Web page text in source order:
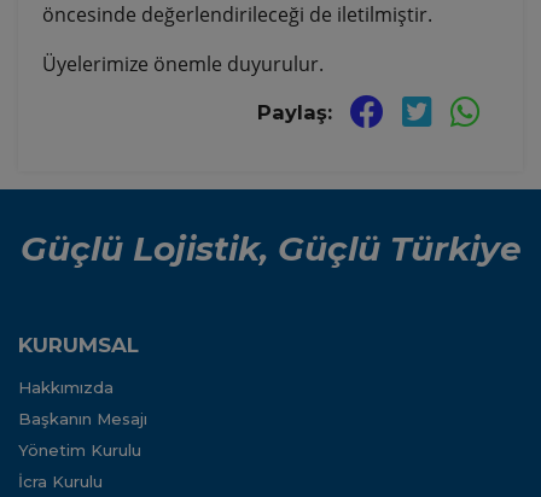
öncesinde değerlendirileceği de iletilmiştir.
Üyelerimize önemle duyurulur.
Paylaş:
Güçlü Lojistik, Güçlü Türkiye
KURUMSAL
Hakkımızda
Başkanın Mesajı
Yönetim Kurulu
İcra Kurulu